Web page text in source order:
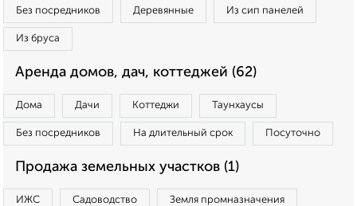
Без посредников Деревянные Из сип панелей
Из бруса
Аренда домов, дач, коттеджей (62)
Дома Дачи Коттеджи Таунхаусы
Без посредников На длительный срок Посуточно
Продажа земельных участков (1)
ИЖС Садоводство Земля промназначения